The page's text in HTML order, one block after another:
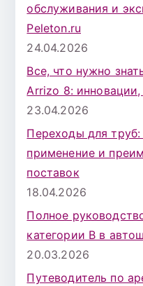
обслуживания и
Peleton.ru
24.04.2026
Все, что нужно
Arrizo 8:
23.04.2026
Переходы для
применение и
поставок
18.04.2026
Полное
категории B в
20.03.2026
Путеводитель по